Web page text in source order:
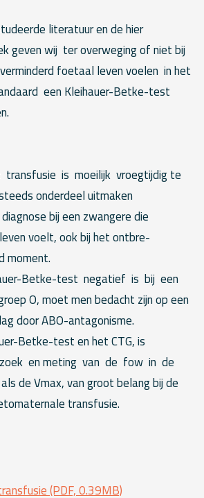
literatuur en de hier
geven wij ter overweging of niet bij
foetaal leven voelen in het
een Kleihauer-Betke-test
is moeilijk vroegtijdig te
onderdeel uitmaken
bij een zwangere die
voelt, ook bij het ontbre-
moment.
Betke-test negatief is bij een
O, moet men bedacht zijn op een
door ABO-antagonisme.
Betke-test en het CTG, is
en meting van de fow in de
de Vmax, van groot belang bij de
transfusie.
(PDF, 0.39MB)